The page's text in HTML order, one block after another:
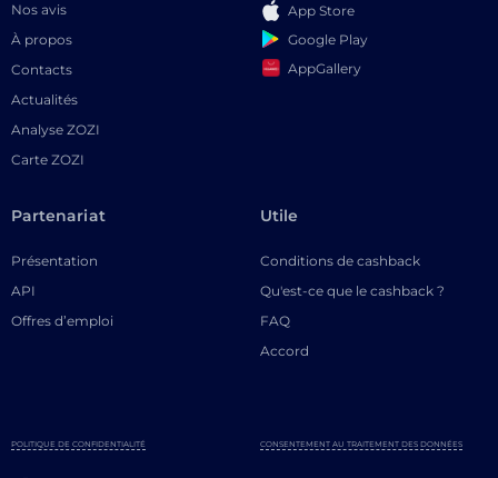
Nos avis
À propos
Contacts
Actualités
Analyse ZOZI
Carte ZOZI
App Store
Google Play
AppGallery
Partenariat
Présentation
API
Offres d’emploi
Utile
Conditions de cashback
Qu'est-ce que le cashback ?
FAQ
Accord
POLITIQUE DE CONFIDENTIALITÉ CONSENTEMENT AU TRAITEMENT DES DONNÉES